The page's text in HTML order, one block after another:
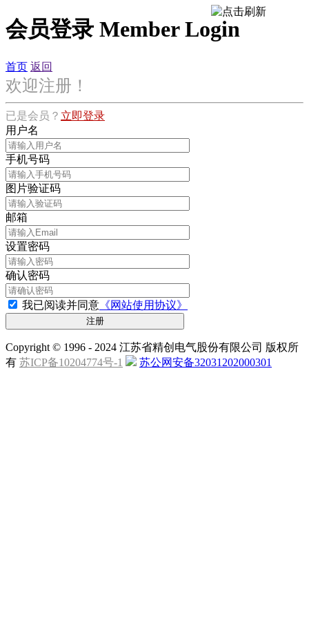
会员登录 Member Login
首页 返回
欢迎注册！
已是会员？ 立即登录
用户名
手机号码
图片验证码
邮箱
设置密码
确认密码
我已阅读并同意 《网站使用协议》
Copyright © 1996 - 2024 江苏省精创电气股份有限公司 版权所
有 苏ICP备10204774号-1 苏公网安备32031202000301